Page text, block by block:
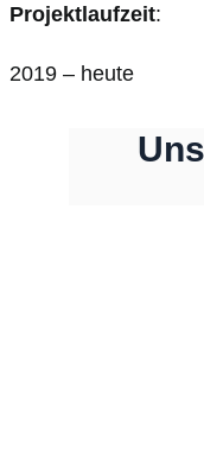
Projektlaufzeit:
2019 – heute